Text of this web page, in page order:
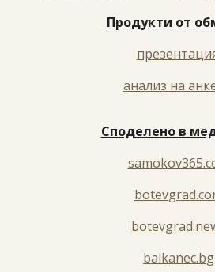
Продукти от
анализ на
Споделено в
balkanec.bg